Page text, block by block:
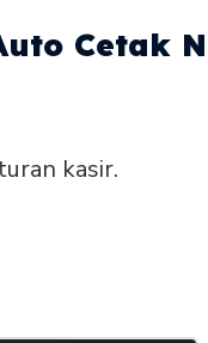
Cetak
kasir.